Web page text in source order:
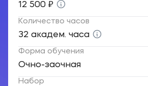
12 500 ₽
Количество часов
32 академ. часа
Форма обучения
Очно-заочная
Набор